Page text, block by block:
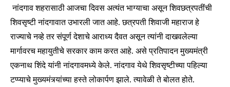
नांदगाव शहरासाठी आजचा दिवस अत्यंत भाग्याचा असून शिवछत्रपतींची
शिवसृष्टी नांदगावात उभारली जात आहे. छत्रपती शिवाजी महाराज हे
राज्याचे नव्हे तर संपूर्ण देशाचे आराध्य दैवत असून त्यांनी दाखवलेल्या
मार्गावरच महायुतीचे सरकार काम करत आहे. असे प्रतिपादन मुख्यमंत्री
एकनाथ शिंदे यांनी नांदगावमध्ये केले. नांदगाव येथे शिवसृष्टीच्या पहिल्या
टप्प्याचे मुख्यमंत्र्यांच्या हस्ते लोकार्पण झाले. त्यावेळी ते बोलत होते.